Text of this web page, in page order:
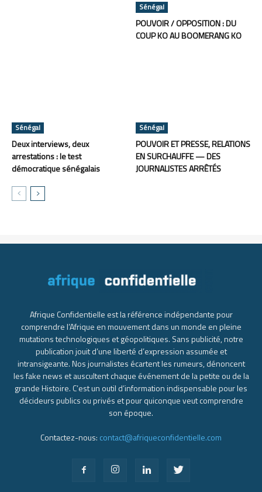
Sénégal
POUVOIR / OPPOSITION : DU
COUP KO AU BOOMERANG KO
Sénégal
Deux interviews, deux
arrestations : le test
démocratique sénégalais
Sénégal
POUVOIR ET PRESSE, RELATIONS
EN SURCHAUFFE — DES
JOURNALISTES ARRÊTÉS
Afrique Confidentielle est la référence indépendante pour
comprendre l’Afrique en mouvement dans un monde en pleine
mutations technologiques et géopolitiques. Sans publicité, notre
publication jouit d’une liberté d’expression assumée et
intransigeante. Nos journalistes écartent les rumeurs, dénoncent
les fake news et auscultent chaque événement de la petite ou de la
grande Histoire. C’est un outil d’information indispensable pour les
décideurs publics ou privés et pour quiconque veut comprendre
son époque.
Contactez-nous: contact@afriqueconfidentielle.com